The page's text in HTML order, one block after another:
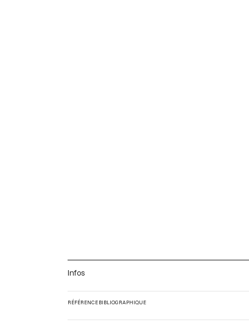
Infos
RÉFÉRENCE BIBLIOGRAPHIQUE